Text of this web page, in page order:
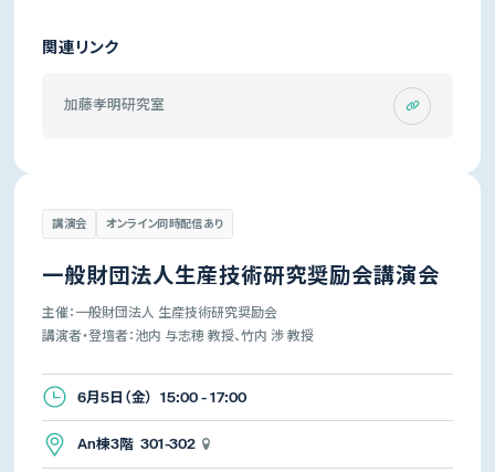
関連リンク
加藤孝明研究室
講演会 オンライン同時配信あり
一般財団法人生産技術研究奨励会講演会
主催：一般財団法人 生産技術研究奨励会
講演者・登壇者：池内 与志穂 教授、竹内 渉 教授
6月5日（金） 15:00 - 17:00
An棟3階 301-302